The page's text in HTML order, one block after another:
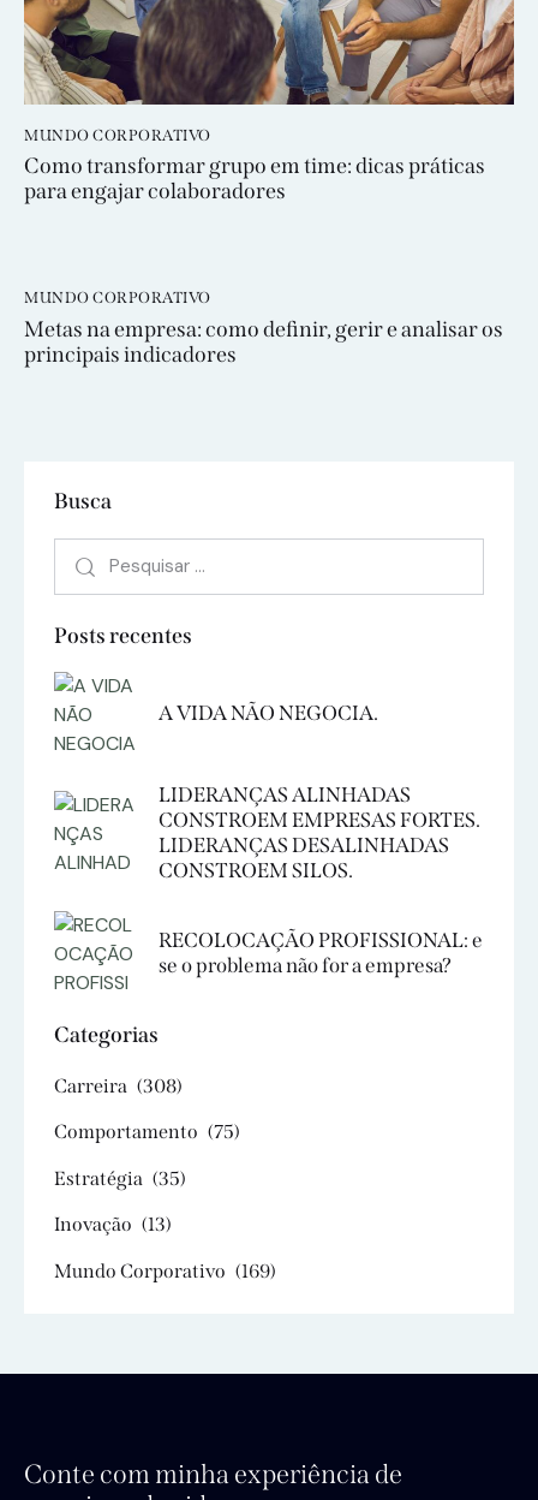
MUNDO CORPORATIVO
Como transformar grupo em time: dicas práticas
para engajar colaboradores
MUNDO CORPORATIVO
Metas na empresa: como definir, gerir e analisar os
principais indicadores
Busca
Posts recentes
A VIDA NÃO NEGOCIA.
LIDERANÇAS ALINHADAS
CONSTROEM EMPRESAS FORTES.
LIDERANÇAS DESALINHADAS
CONSTROEM SILOS.
RECOLOCAÇÃO PROFISSIONAL: e
se o problema não for a empresa?
Categorias
Carreira (308)
Comportamento (75)
Estratégia (35)
Inovação (13)
Mundo Corporativo (169)
Conte com minha experiência de